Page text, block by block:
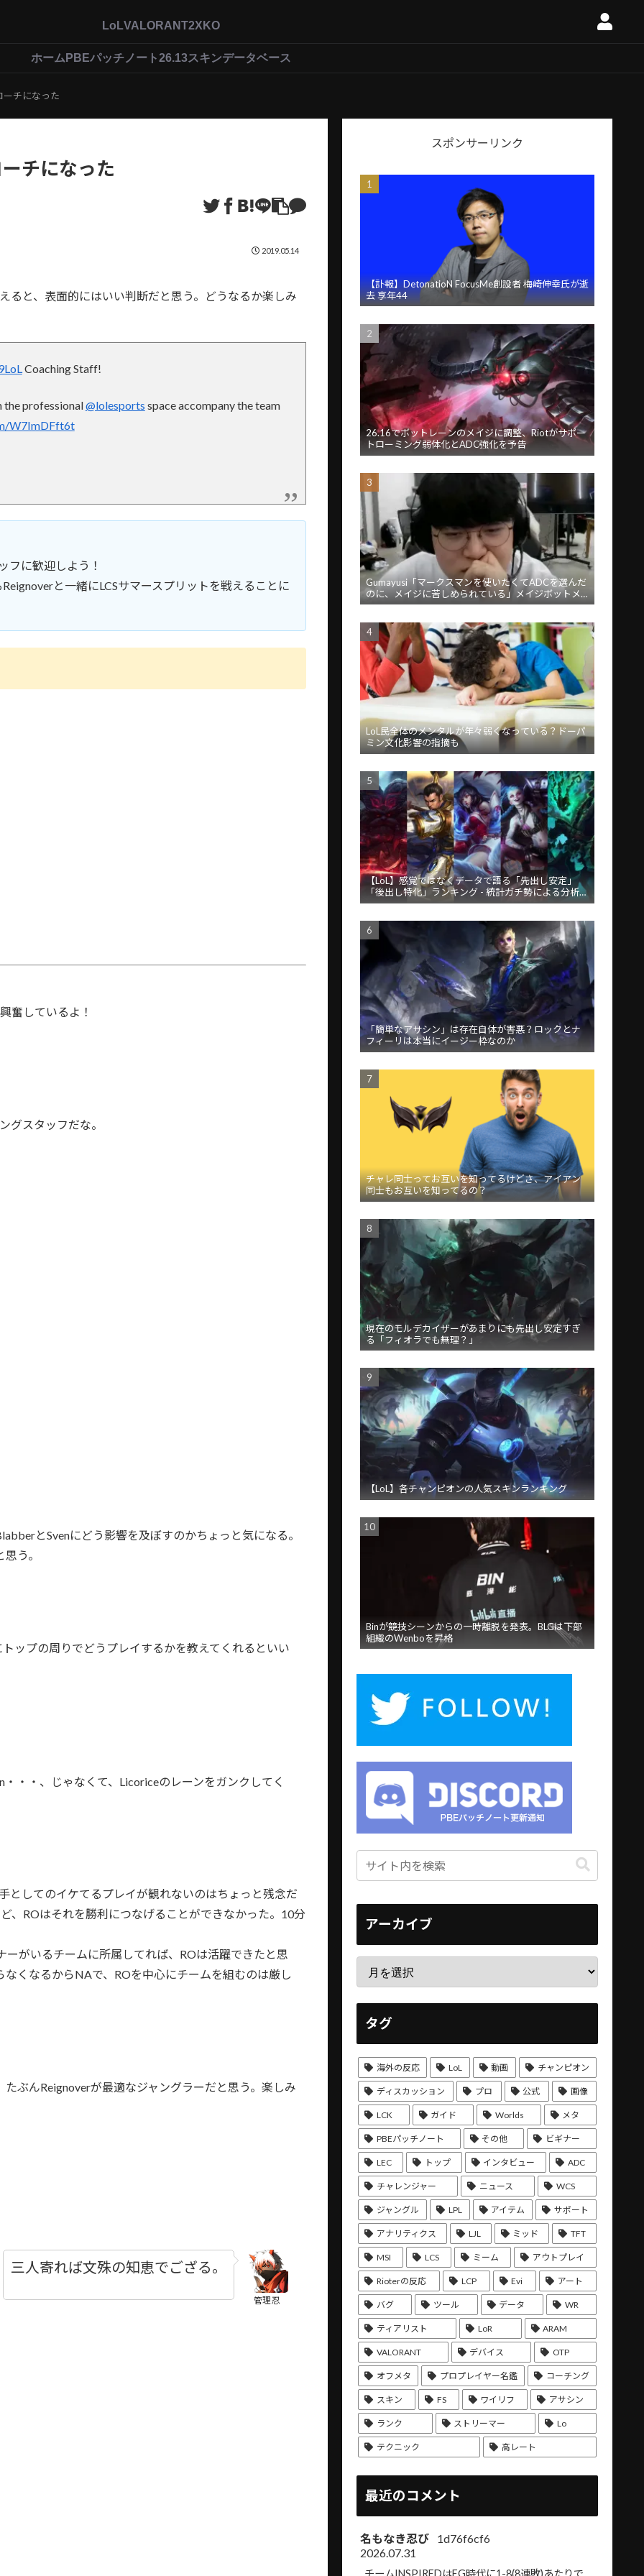
LoLVALORANT2XKO
ホーム PBEパッチノート26.13スキンデータベース
ーチになった
チになった
2019.05.14
ると、表面的にはいい判断だと思う。どうなるか楽しみ
Coaching Staff!
the professional@lolesports space accompany the team
W7ImDFft6t
フに歓迎しよう！
と一緒にLCSサマースプリットを戦えることに
奮しているよ！
グスタッフだな。
とSvenにどう影響を及ぼすのかちょっと気になる。
う。
ップの周りでどうプレイするかを教えてくれるといい
・・、じゃなくて、Licoriceのレーンをガンクしてく
としてのイケてるプレイが観れないのはちょっと残念だ
、ROはそれを勝利につなげることができなかった。10分
がいるチームに所属してれば、ROは活躍できたと思
くなるからNAで、ROを中心にチームを組むのは厳し
ぶんReignoverが最適なジャングラーだと思う。楽しみ
管理忍
三人寄れば文殊の知恵でござる。
スポンサーリンク
【訃報】DetonatioN FocusMe創設者 梅崎伸幸氏が逝
去 享年44
26.16でボットレーンのメイジに調整、Riotがサポー
トローミング弱体化とADC強化を予告
Gumayusi「マークスマンを使いたくてADCを選んだ
のに、メイジに苦しめられている」メイジボットメ
タに苦言
LoL民全体のメンタルが年々弱くなっている？ドーパ
ミン文化影響の指摘も
【LoL】感覚ではなくデータで語る「先出し安定」
「後出し特化」ランキング - 統計ガチ勢による分析が
話題
「簡単なアサシン」は存在自体が害悪？ロックとナ
フィーリは本当にイージー枠なのか
チャレ同士ってお互いを知ってるけどさ、アイアン
同士もお互いを知ってるの？
現在のモルデカイザーがあまりにも先出し安定すぎ
る「フィオラでも無理？」
【LoL】各チャンピオンの人気スキンランキング
Binが競技シーンからの一時離脱を発表。BLGは下部
組織のWenboを昇格
アーカイブ
タグ
海外の反応 LoL 動画 チャンピオン
ディスカッション プロ 公式 画像
LCK ガイド Worlds メタ
PBEパッチノート その他 ビギナー
LEC トップ インタビュー ADC
チャレンジャー ニュース WCS
ジャングル LPL アイテム サポート
アナリティクス LJL ミッド TFT
MSI LCS ミーム アウトプレイ
Rioterの反応 LCP Evi アート
バグ ツール データ WR
ティアリスト LoR ARAM
VALORANT デバイス OTP
オフメタ プロプレイヤー名鑑 コーチング
スキン FS ワイリフ アサシン
ランク ストリーマー Lo
テクニック 高レート
最近のコメント
名もなき忍び
1d76f6cf6
2026.07.31
チームINSPIREDはEG時代に1-8(8連敗)あたりで